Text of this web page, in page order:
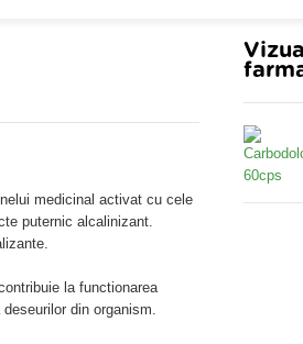
medicinal activat cu cele
puternic alcalinizant.
la functionarea
din organism.